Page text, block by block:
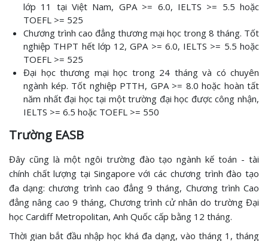
lớp 11 tại Việt Nam, GPA >= 6.0, IELTS >= 5.5 hoặc
TOEFL >= 525
Chương trình cao đẳng thương mại học trong 8 tháng. Tốt
nghiệp THPT hết lớp 12, GPA >= 6.0, IELTS >= 5.5 hoặc
TOEFL >= 525
Đại học thương mại học trong 24 tháng và có chuyên
ngành kép. Tốt nghiệp PTTH, GPA >= 8.0 hoặc hoàn tất
năm nhất đại học tại một trường đại học được công nhận,
IELTS >= 6.5 hoặc TOEFL >= 550
Trường EASB
Đây cũng là một ngôi trường đào tạo ngành kế toán - tài
chính chất lượng tại Singapore với các chương trình đào tạo
đa dạng: chương trình cao đẳng 9 tháng, Chương trình Cao
đẳng nâng cao 9 tháng, Chương trình cử nhân do trường Đại
học Cardiff Metropolitan, Anh Quốc cấp bằng 12 tháng.
Thời gian bắt đầu nhập học khá đa dạng, vào tháng 1, tháng